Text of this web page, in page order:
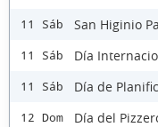
11 Sáb San Higinio
11 Sáb Día
11 Sáb Día de
12 Dom Día del